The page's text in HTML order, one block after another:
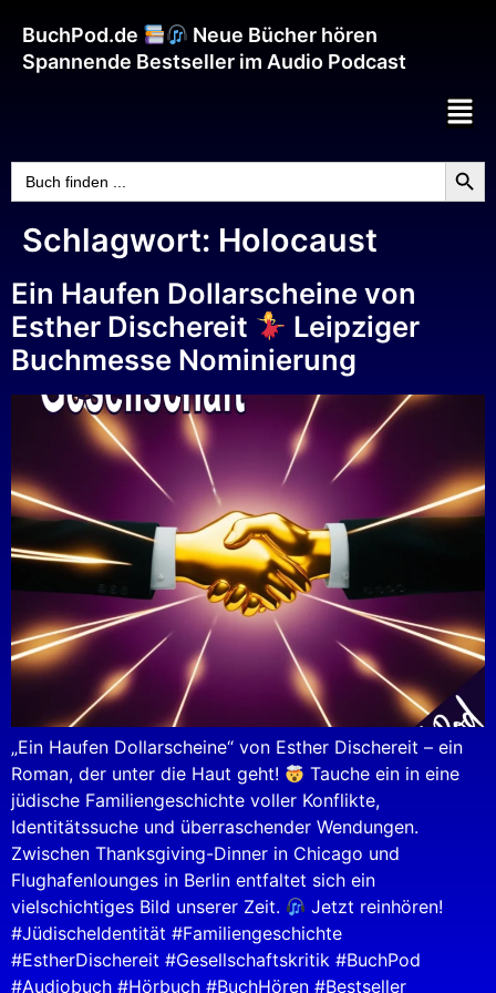
BuchPod.de
Neue Bücher hören
Spannende Bestseller im Audio Podcast
Search
for:
Schlagwort: Holocaust
Ein Haufen Dollarscheine von
Esther Dischereit
Leipziger
Buchmesse Nominierung
„Ein Haufen Dollarscheine“ von Esther Dischereit – ein
Roman, der unter die Haut geht!
Tauche ein in eine
jüdische Familiengeschichte voller Konflikte,
Identitätssuche und überraschender Wendungen.
Zwischen Thanksgiving-Dinner in Chicago und
Flughafenlounges in Berlin entfaltet sich ein
vielschichtiges Bild unserer Zeit.
Jetzt reinhören!
#JüdischeIdentität #Familiengeschichte
#EstherDischereit #Gesellschaftskritik #BuchPod
#Audiobuch #Hörbuch #BuchHören #Bestseller